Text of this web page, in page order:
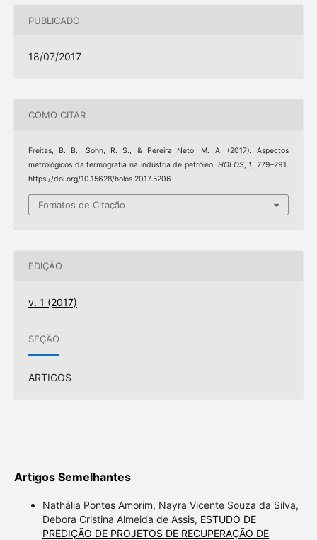
PUBLICADO
18/07/2017
COMO CITAR
Freitas, B. B., Sohn, R. S., & Pereira Neto, M. A. (2017). Aspectos
metrológicos da termografia na indústria de petróleo. HOLOS, 1, 279–291.
https://doi.org/10.15628/holos.2017.5206
Fomatos de Citação
EDIÇÃO
v. 1 (2017)
SEÇÃO
ARTIGOS
Artigos Semelhantes
Nathália Pontes Amorim, Nayra Vicente Souza da Silva,
Debora Cristina Almeida de Assis, ESTUDO DE
PREDIÇÃO DE PROJETOS DE RECUPERAÇÃO DE